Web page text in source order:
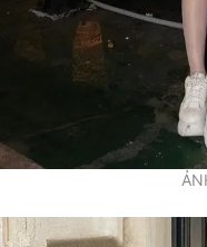
Tổng biên tập: Nguyễn
Phó tổng biên tập: Hải
Ủy viên Ban biên tập -
Giấy phép xuất bản số
© 2003-2026 Bản quyền
dưới mọi hình thức nếu
Phát triển bởi ePi